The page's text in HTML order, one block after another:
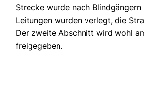
Strecke wurde nach Blindgängern
Leitungen wurden verlegt, die
Der zweite Abschnitt wird wohl
freigegeben.